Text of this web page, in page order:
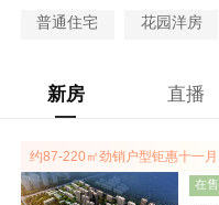
普通住宅 花园洋房
新房 直播
约87-220㎡劲销户型钜惠十一月
在售